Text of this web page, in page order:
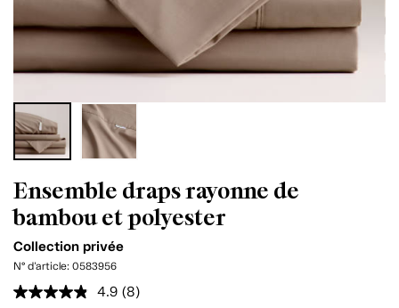
Ensemble draps rayonne de
bambou et polyester
Collection privée
N° d'article: 0583956
4.9 Lire
(8)